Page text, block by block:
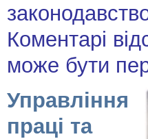
Коментарі
може бути
Управління
праці та